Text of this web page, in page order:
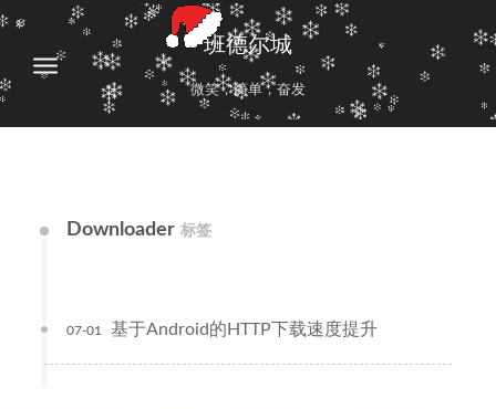
班德尔城
微笑，简单，奋发
Downloader 标签
基于Android的HTTP下载速度提升
07-01